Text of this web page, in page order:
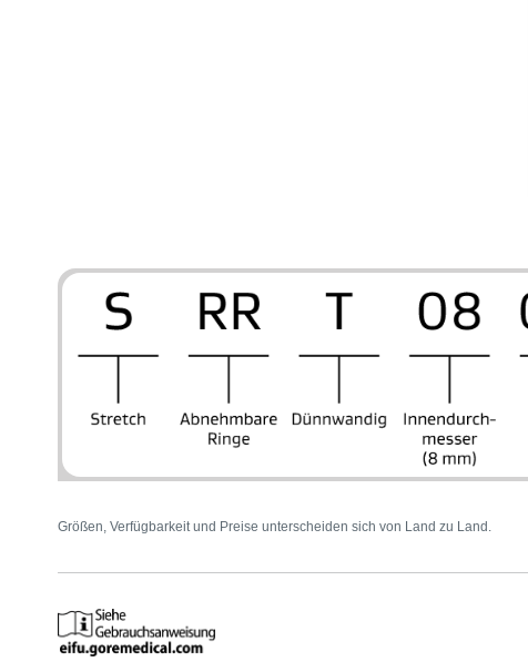
Image
Größen, Verfügbarkeit und Preise unterscheiden sich von Land zu Land.